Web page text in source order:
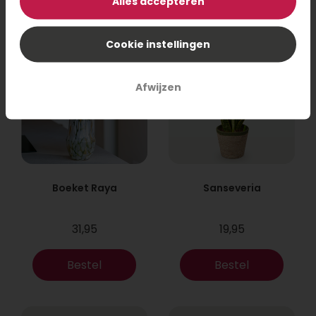
Boeket Raya
31,95
Bestel
Sanseveria
19,95
Bestel
Cookie instellingen
Afwijzen